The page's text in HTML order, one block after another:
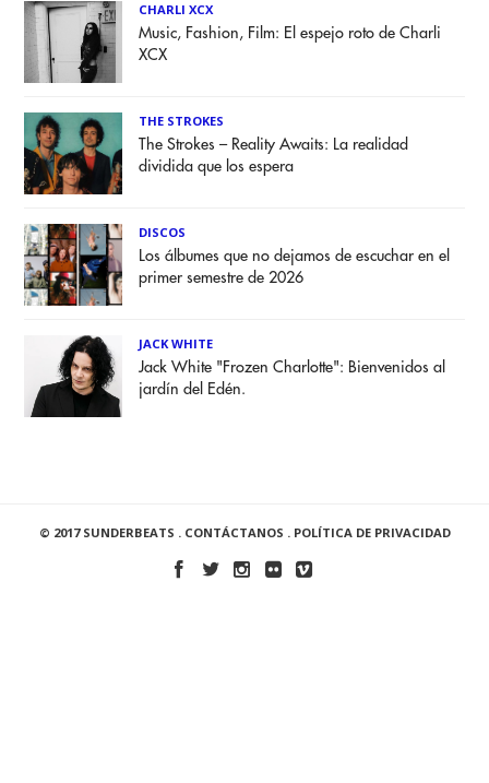
CHARLI XCX
Music, Fashion, Film: El espejo roto de Charli
XCX
THE STROKES
The Strokes – Reality Awaits: La realidad
dividida que los espera
DISCOS
Los álbumes que no dejamos de escuchar en el
primer semestre de 2026
JACK WHITE
Jack White "Frozen Charlotte": Bienvenidos al
jardín del Edén.
© 2017 SUNDERBEATS . CONTÁCTANOS . POLÍTICA DE PRIVACIDAD